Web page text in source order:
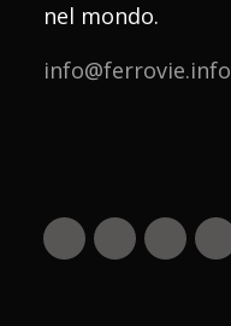
nel mondo.
info@ferrovie.info